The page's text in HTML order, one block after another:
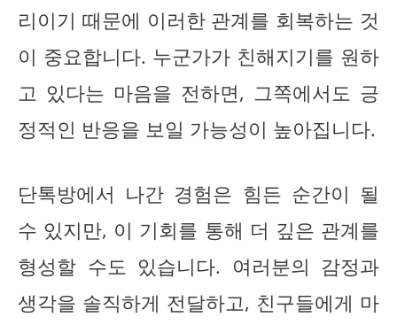
리이기 때문에 이러한 관계를 회복하는 것
이 중요합니다. 누군가가 친해지기를 원하
고 있다는 마음을 전하면, 그쪽에서도 긍
정적인 반응을 보일 가능성이 높아집니다.
단톡방에서 나간 경험은 힘든 순간이 될
수 있지만, 이 기회를 통해 더 깊은 관계를
형성할 수도 있습니다. 여러분의 감정과
생각을 솔직하게 전달하고, 친구들에게 마